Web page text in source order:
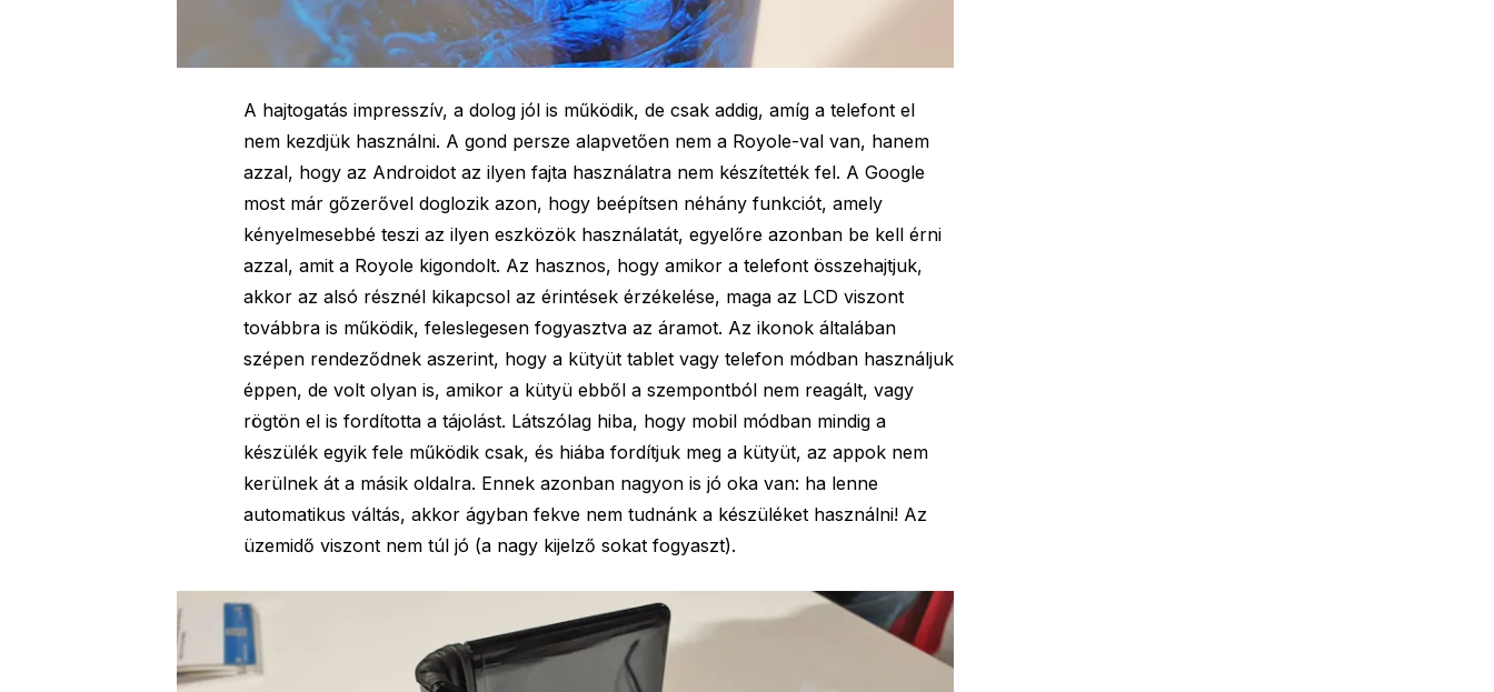
A hajtogatás impresszív, a dolog jól is működik, de csak addig, amíg a telefont el
nem kezdjük használni. A gond persze alapvetően nem a Royole-val van, hanem
azzal, hogy az Androidot az ilyen fajta használatra nem készítették fel. A Google
most már gőzerővel doglozik azon, hogy beépítsen néhány funkciót, amely
kényelmesebbé teszi az ilyen eszközök használatát, egyelőre azonban be kell érni
azzal, amit a Royole kigondolt. Az hasznos, hogy amikor a telefont összehajtjuk,
akkor az alsó résznél kikapcsol az érintések érzékelése, maga az LCD viszont
továbbra is működik, feleslegesen fogyasztva az áramot. Az ikonok általában
szépen rendeződnek aszerint, hogy a kütyüt tablet vagy telefon módban használjuk
éppen, de volt olyan is, amikor a kütyü ebből a szempontból nem reagált, vagy
rögtön el is fordította a tájolást. Látszólag hiba, hogy mobil módban mindig a
készülék egyik fele működik csak, és hiába fordítjuk meg a kütyüt, az appok nem
kerülnek át a másik oldalra. Ennek azonban nagyon is jó oka van: ha lenne
automatikus váltás, akkor ágyban fekve nem tudnánk a készüléket használni! Az
üzemidő viszont nem túl jó (a nagy kijelző sokat fogyaszt).